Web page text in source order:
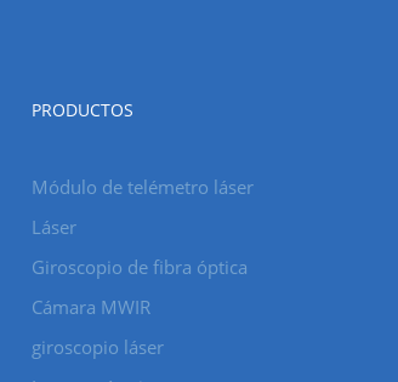
PRODUCTOS
Módulo de telémetro láser
Láser
Giroscopio de fibra óptica
Cámara MWIR
giroscopio láser